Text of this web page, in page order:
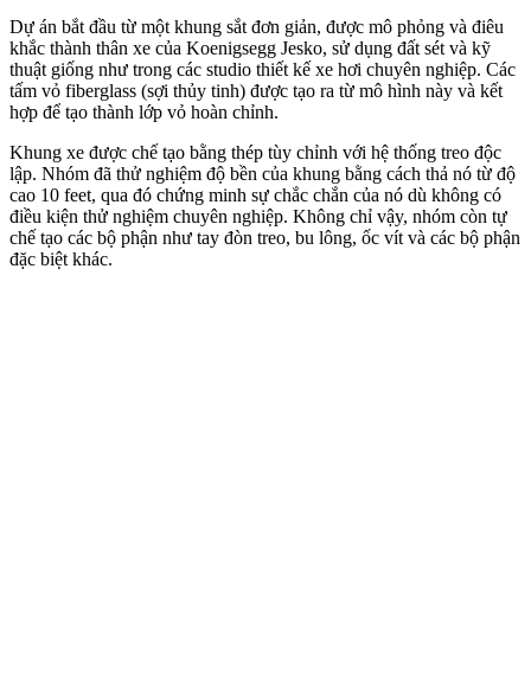
Dự án bắt đầu từ một khung sắt đơn giản, được mô phỏng và điêu
khắc thành thân xe của Koenigsegg Jesko, sử dụng đất sét và kỹ
thuật giống như trong các studio thiết kế xe hơi chuyên nghiệp. Các
tấm vỏ fiberglass (sợi thủy tinh) được tạo ra từ mô hình này và kết
hợp để tạo thành lớp vỏ hoàn chỉnh.
Khung xe được chế tạo bằng thép tùy chỉnh với hệ thống treo độc
lập. Nhóm đã thử nghiệm độ bền của khung bằng cách thả nó từ độ
cao 10 feet, qua đó chứng minh sự chắc chắn của nó dù không có
điều kiện thử nghiệm chuyên nghiệp. Không chỉ vậy, nhóm còn tự
chế tạo các bộ phận như tay đòn treo, bu lông, ốc vít và các bộ phận
đặc biệt khác.